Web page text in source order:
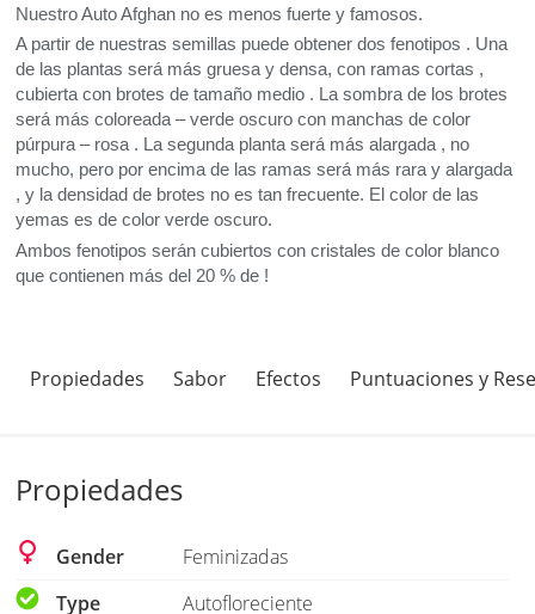
Nuestro Auto Afghan no es menos fuerte y famosos.
A partir de nuestras semillas puede obtener dos fenotipos . Una
de las plantas será más gruesa y densa, con ramas cortas ,
cubierta con brotes de tamaño medio . La sombra de los brotes
será más coloreada – verde oscuro con manchas de color
púrpura – rosa . La segunda planta será más alargada , no
mucho, pero por encima de las ramas será más rara y alargada
, y la densidad de brotes no es tan frecuente. El color de las
yemas es de color verde oscuro.
Ambos fenotipos serán cubiertos con cristales de color blanco
que contienen más del 20 % de !
Propiedades Sabor Efectos Puntuaciones y
Propiedades
Gender
Feminizadas
Type
Autofloreciente